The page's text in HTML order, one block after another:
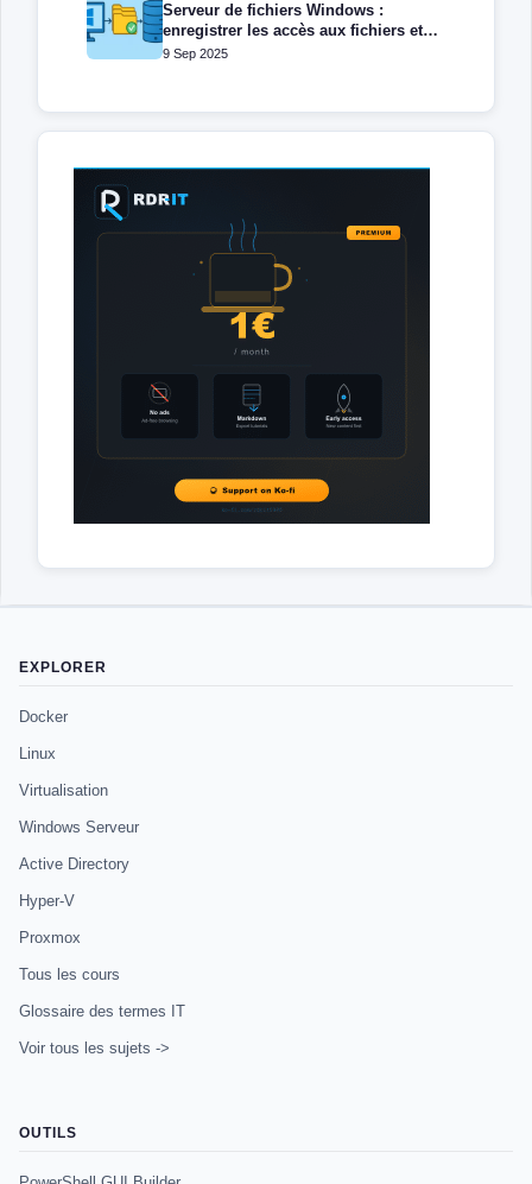
Serveur de fichiers Windows :
enregistrer les accès aux fichiers et
dossiers
9 Sep 2025
EXPLORER
Docker
Linux
Virtualisation
Windows Serveur
Active Directory
Hyper-V
Proxmox
Tous les cours
Glossaire des termes IT
Voir tous les sujets ->
OUTILS